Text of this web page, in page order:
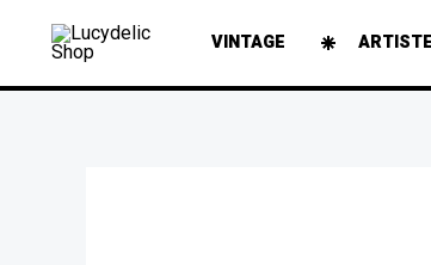
contenu
VINTAGE